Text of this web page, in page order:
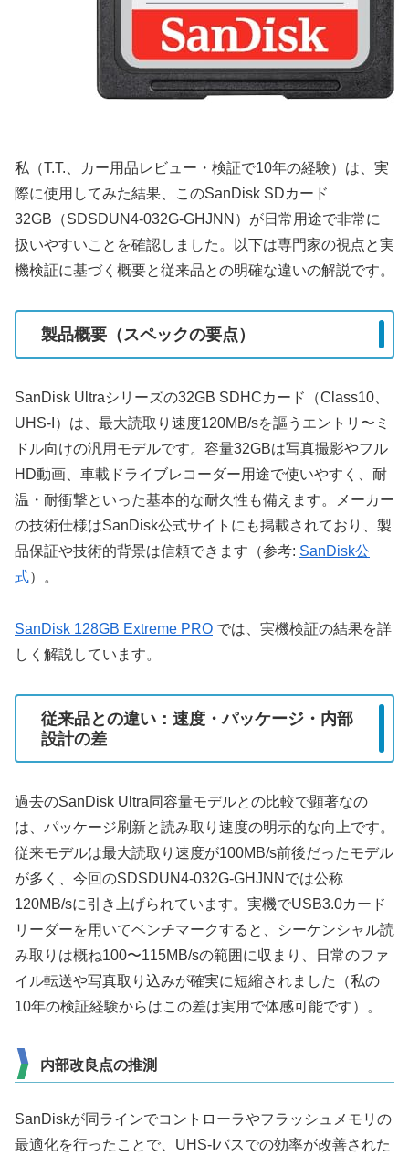
私（T.T.、カー用品レビュー・検証で10年の経験）は、実
際に使用してみた結果、このSanDisk SDカード
32GB（SDSDUN4-032G-GHJNN）が日常用途で非常に
扱いやすいことを確認しました。以下は専門家の視点と実
機検証に基づく概要と従来品との明確な違いの解説です。
製品概要（スペックの要点）
SanDisk Ultraシリーズの32GB SDHCカード（Class10、
UHS-I）は、最大読取り速度120MB/sを謳うエントリ〜ミ
ドル向けの汎用モデルです。容量32GBは写真撮影やフル
HD動画、車載ドライブレコーダー用途で使いやすく、耐
温・耐衝撃といった基本的な耐久性も備えます。メーカー
の技術仕様はSanDisk公式サイトにも掲載されており、製
品保証や技術的背景は信頼できます（参考: SanDisk公
式）。
SanDisk 128GB Extreme PRO では、実機検証の結果を詳
しく解説しています。
従来品との違い：速度・パッケージ・内部
設計の差
過去のSanDisk Ultra同容量モデルとの比較で顕著なの
は、パッケージ刷新と読み取り速度の明示的な向上です。
従来モデルは最大読取り速度が100MB/s前後だったモデル
が多く、今回のSDSDUN4-032G-GHJNNでは公称
120MB/sに引き上げられています。実機でUSB3.0カード
リーダーを用いてベンチマークすると、シーケンシャル読
み取りは概ね100〜115MB/sの範囲に収まり、日常のファ
イル転送や写真取り込みが確実に短縮されました（私の
10年の検証経験からはこの差は実用で体感可能です）。
内部改良点の推測
SanDiskが同ラインでコントローラやフラッシュメモリの
最適化を行ったことで、UHS-Iバスでの効率が改善された